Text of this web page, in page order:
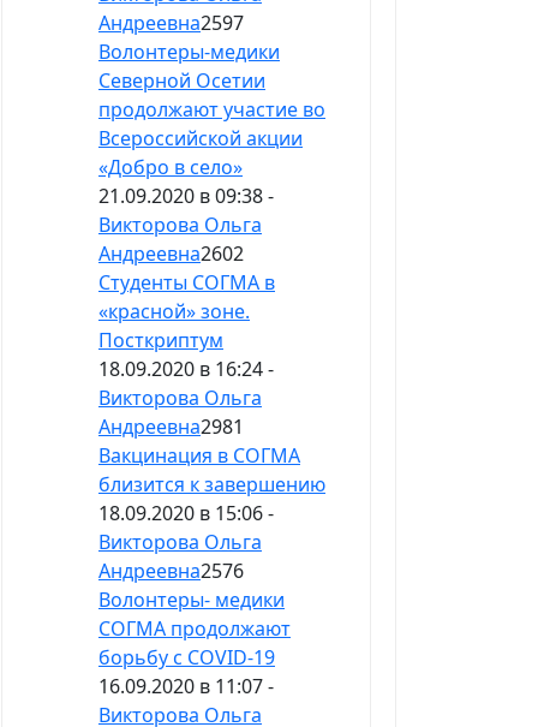
Андреевна2597
Волонтеры-медики
Северной Осетии
продолжают участие во
Всероссийской акции
«Добро в село»
21.09.2020 в 09:38 -
Викторова Ольга
Андреевна2602
Студенты СОГМА в
«красной» зоне.
Посткриптум
18.09.2020 в 16:24 -
Викторова Ольга
Андреевна2981
Вакцинация в СОГМА
близится к завершению
18.09.2020 в 15:06 -
Викторова Ольга
Андреевна2576
Волонтеры- медики
СОГМА продолжают
борьбу с СOVID-19
16.09.2020 в 11:07 -
Викторова Ольга